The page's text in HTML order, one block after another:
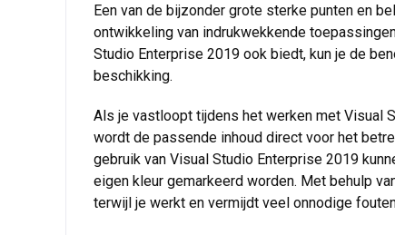
Een van de bijzonder grote sterke punten en
ontwikkeling van indrukwekkende
Studio Enterprise 2019 ook biedt, kun je de
beschikking.
Als je vastloopt tijdens het werken met Visual
wordt de passende inhoud direct voor het
gebruik van Visual Studio Enterprise 2019
eigen kleur gemarkeerd worden. Met behulp
terwijl je werkt en vermijdt veel onnodige